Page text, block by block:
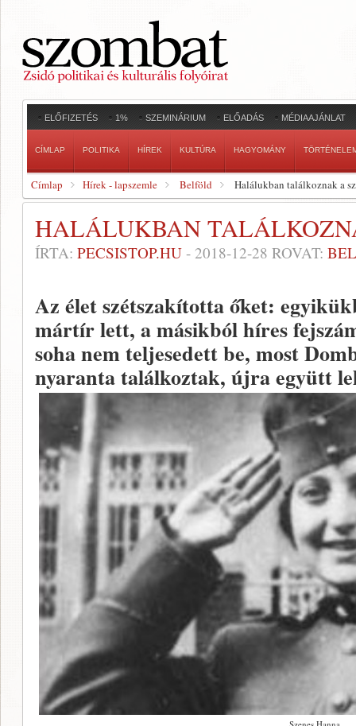
ELŐFIZETÉS 1% SZEMINÁRIUM ELŐADÁS MÉDIAAJÁNLAT
CÍMLAP POLITIKA HÍREK KULTÚRA HAGYOMÁNY
Címlap Hírek - lapszemle Belföld Halálukban találkoznak a
HALÁLUKBAN
ÍRTA: PECSISTOP.HU - 2018-12-28 ROVAT:
Az élet szétszakította őket:
mártír lett, a másikból híres
soha nem teljesedett be, most
nyaranta találkoztak, újra együtt